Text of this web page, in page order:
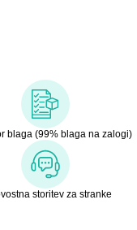
blaga (99% blaga na zalogi)
storitev za stranke